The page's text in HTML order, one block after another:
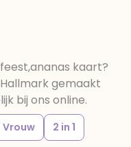
kaart?
gemaakt
bij ons online.
Vrouw 2 in 1